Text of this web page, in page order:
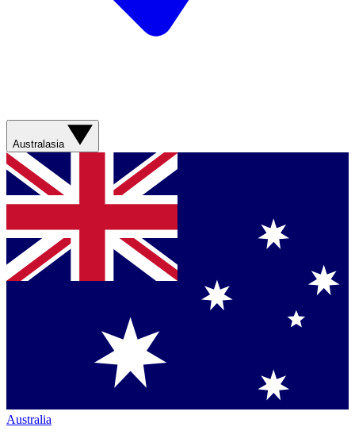
Australasia
Australia